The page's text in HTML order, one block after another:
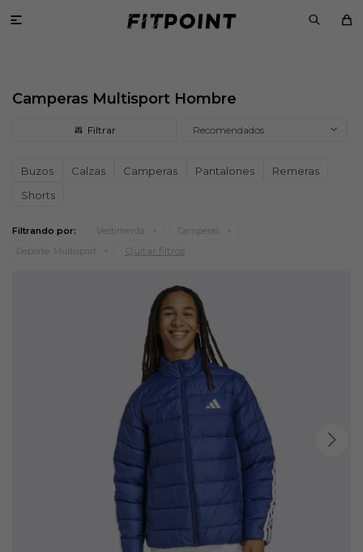

Camperas Multisport Hombre
Recomendados
Buzos Calzas Camperas Pantalones
Remeras
Shorts
Filtrando por: Vestimenta
Camperas
Deporte: Multisport Quitar filtros